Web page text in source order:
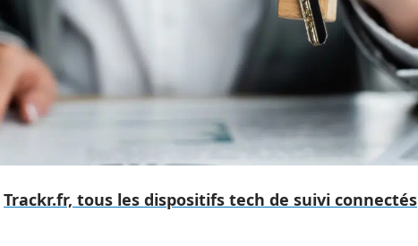
Trackr.fr, tous les dispositifs tech de suivi connectés